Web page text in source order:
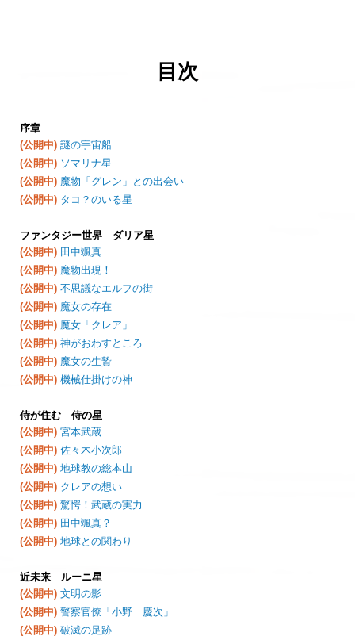
目次
序章
(公開中) 謎の宇宙船
(公開中) ソマリナ星
(公開中) 魔物「グレン」との出会い
(公開中) タコ？のいる星
ファンタジー世界 ダリア星
(公開中) 田中颯真
(公開中) 魔物出現！
(公開中) 不思議なエルフの街
(公開中) 魔女の存在
(公開中) 魔女「クレア」
(公開中) 神がおわすところ
(公開中) 魔女の生贄
(公開中) 機械仕掛けの神
侍が住む 侍の星
(公開中) 宮本武蔵
(公開中) 佐々木小次郎
(公開中) 地球教の総本山
(公開中) クレアの想い
(公開中) 驚愕！武蔵の実力
(公開中) 田中颯真？
(公開中) 地球との関わり
近未来 ルーニ星
(公開中) 文明の影
(公開中) 警察官僚「小野 慶次」
(公開中) 破滅の足跡